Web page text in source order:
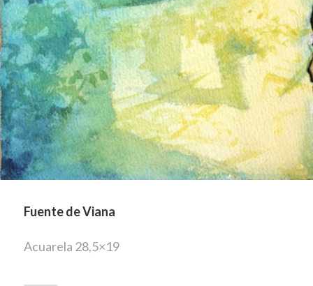
Fuente de Viana
Acuarela 28,5×19